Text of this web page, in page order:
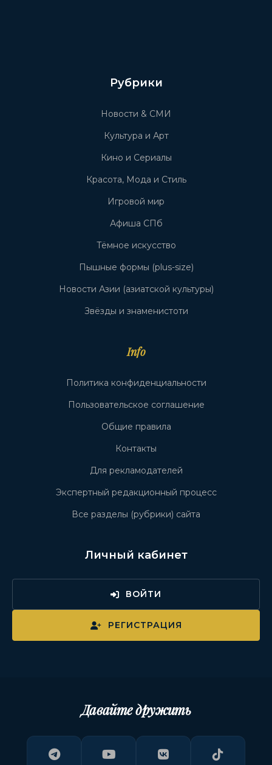
Рубрики
Новости & СМИ
Культура и Арт
Кино и Сериалы
Красота, Мода и Стиль
Игровой мир
Афиша СПб
Тёмное искусство
Пышные формы (plus-size)
Новости Азии (азиатской культуры)
Звёзды и знаменистоти
Info
Политика конфиденциальности
Пользовательское соглашение
Общие правила
Контакты
Для рекламодателей
Экспертный редакционный процесс
Все разделы (рубрики) сайта
Личный кабинет
ВОЙТИ
РЕГИСТРАЦИЯ
Давайте дружить